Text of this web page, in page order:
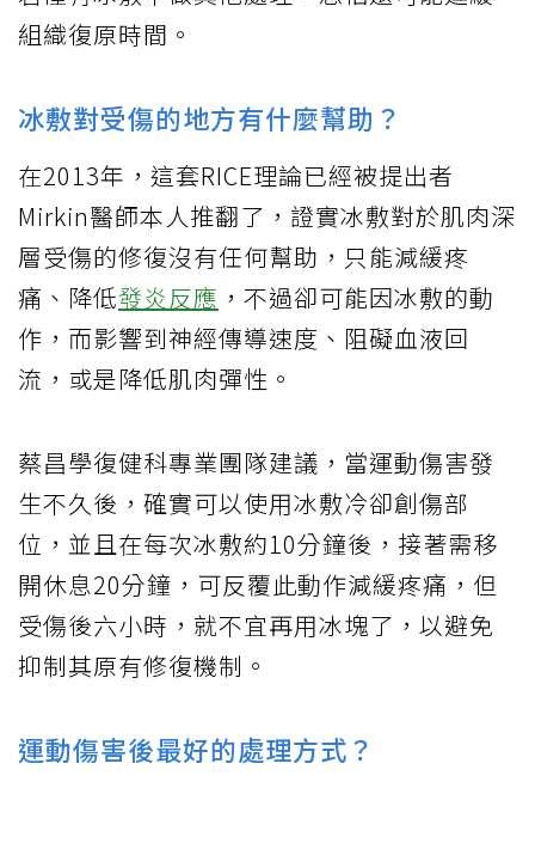
組織復原時間。
冰敷對受傷的地方有什麼幫助？
在2013年，這套RICE理論已經被提出者
Mirkin醫師本人推翻了，證實冰敷對於肌肉深
層受傷的修復沒有任何幫助，只能減緩疼
痛、降低發炎反應 ，不過卻可能因冰敷的動
作，而影響到神經傳導速度、阻礙血液回
流，或是降低肌肉彈性。
蔡昌學復健科專業團隊建議，當運動傷害發
生不久後，確實可以使用冰敷冷卻創傷部
位，並且在每次冰敷約10分鐘後，接著需移
開休息20分鐘，可反覆此動作減緩疼痛，但
受傷後六小時，就不宜再用冰塊了，以避免
抑制其原有修復機制。
運動傷害後最好的處理方式？